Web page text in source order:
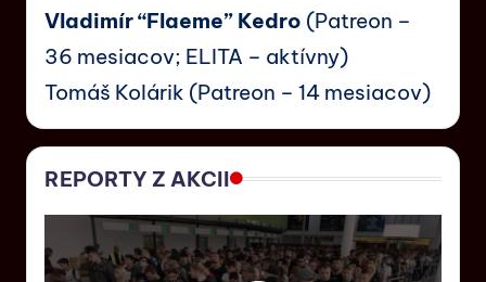
Vladimír “Flaeme” Kedro (Patreon –
36 mesiacov; ELITA – aktívny)
Tomáš Kolárik (Patreon – 14 mesiacov)
REPORTY Z AKCII